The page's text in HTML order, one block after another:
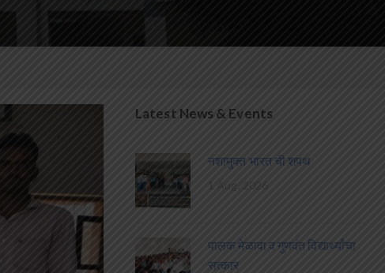
Latest News & Events
नशामुक्त भारत ची शपथ
1 Aug, 2026
पालक मेळावा व गुणवंत विद्यार्थ्यांचा
सत्कार